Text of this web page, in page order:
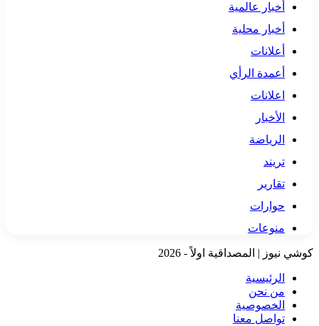
أخبار عالمية
أخبار محلية
أعلانات
أعمدة الرأي
اعلانات
الأخبار
الرياضة
تريند
تقارير
حوارات
منوعات
كوشي نيوز | المصداقية اولاً - 2026
الرئيسية
من نحن
الخصوصية
تواصل معنا